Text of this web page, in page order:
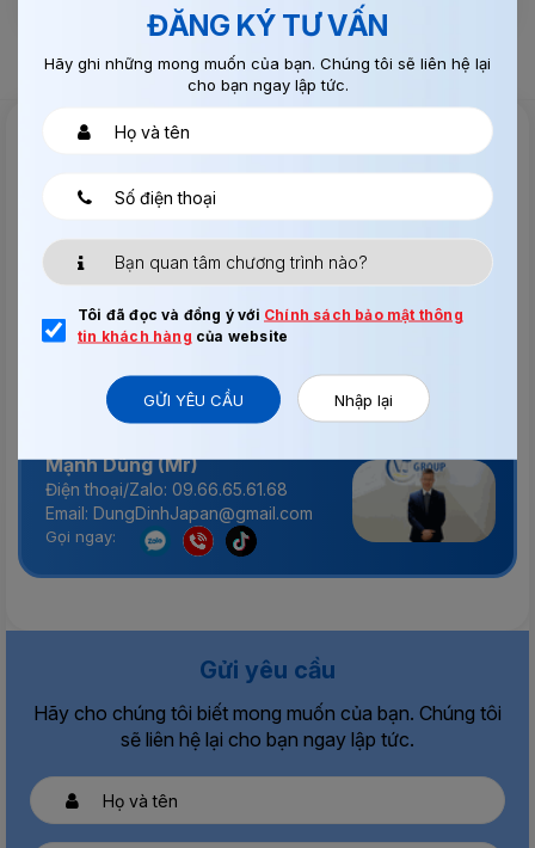
Tư vấn & Hỗ trợ 24/7
Chúng tôi luôn sẵn sàng hỗ trợ khách hàng trong mọi
Điện thoại/Zalo: 0969.787.387
Email: DungDinhJapan@gmail.com
Mạnh Dũng (Mr)
Điện thoại/Zalo: 09.66.65.61.68
Email: DungDinhJapan@gmail.com
Gọi ngay:
Gửi yêu cầu
Hãy cho chúng tôi biết mong muốn của bạn. Chúng tôi
sẽ liên hệ lại cho bạn ngay lập tức.
ĐĂNG KÝ TƯ VẤN
Hãy ghi những mong muốn của bạn. Chúng tôi sẽ liên hệ lại
cho bạn ngay lập tức.
Tôi đã đọc và đồng ý với Chính sách bảo mật thông
tin khách hàng của website
GỬI YÊU CẦU Nhập lại